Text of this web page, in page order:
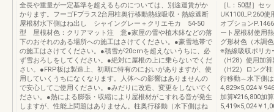
全長や重量が一定基準を超えるものについては、別途運賃がか
かります。フーゴFプラス2台用柱奥行移動熱線吸収・熱線遮断
屋根材水下側はね出し シャイングレー＋クリエモカ 54-50
型 屋根材色：クリアマット注 意●家屋の雪や植木鉢などの落
下のおそれのある場所への施工はさけてください。●豪雪地帯で
の施工はさけてください。●積雪が20cmを超えないうちに、必
ず雪おろしをしてください。●絶対に屋根の上に乗らないでくだ
さい。●FRP板は製造上、初期に特有のにおいがありますが、使
用していくうちになくなります。人体への影響はありませんの
で安心してご使用ください。●みだりに改造、変更をしないでく
ださい。●熱による膨張・収縮により屋根材がこすれる音が発生
しますが、性能上問題はありません。柱奥行移動（水下側はね
［L：50型］セ
UK1100_P.260
オプション
ート屋根材使用
グ形材色（木調
※熱線吸収ポリカ
（H28）使用加
（H22）ロング
行移動︵水下側
4,829×5,024￥
加算¥216,800加
5,419×5,024￥